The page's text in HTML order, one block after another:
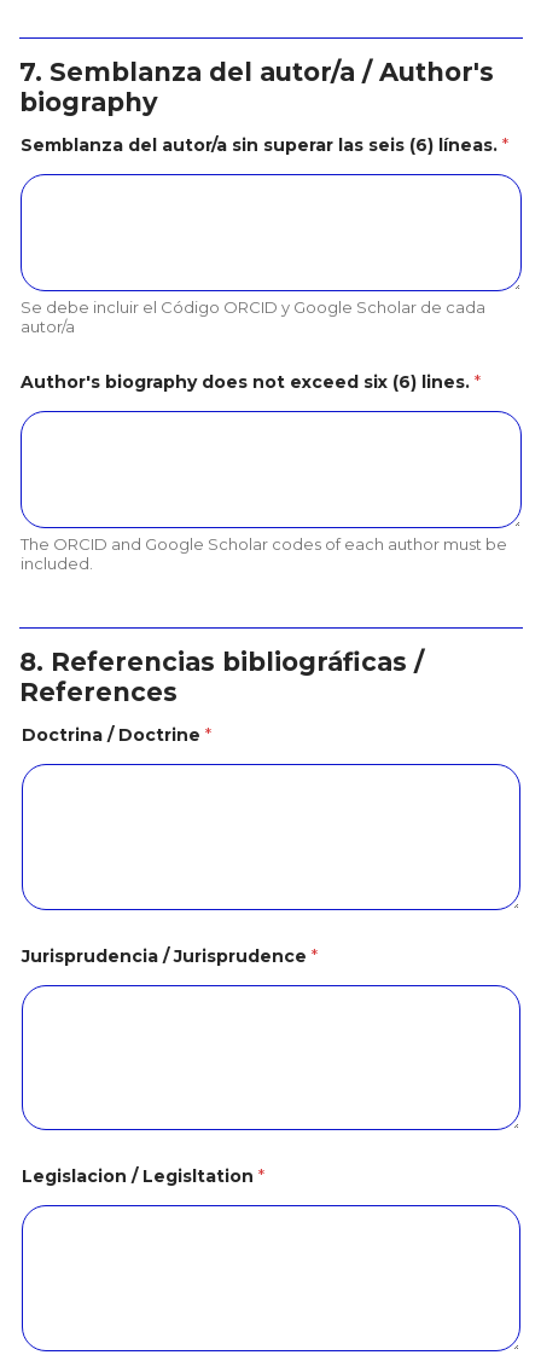
7. Semblanza del autor/a / Author's
biography
Semblanza del autor/a sin superar las seis (6) líneas. *
Se debe incluir el Código ORCID y Google Scholar de cada
autor/a
Author's biography does not exceed six (6) lines. *
The ORCID and Google Scholar codes of each author must be
included.
8. Referencias bibliográficas /
References
Doctrina / Doctrine *
Jurisprudencia / Jurisprudence *
Legislacion / Legisltation *